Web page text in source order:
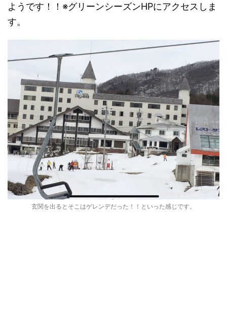
ようです！！※グリーンシーズンHPにアクセスしま
す。
玄関を出るとそこはゲレンデだった！！といった感じです。